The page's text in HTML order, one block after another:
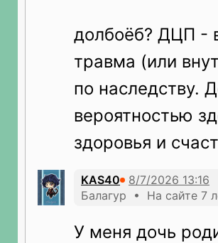
долбоёб? ДЦП -
травма (или
по наследству.
вероятностью
здоровья и
KAS40
Балагур • На сайте 7
У меня дочь